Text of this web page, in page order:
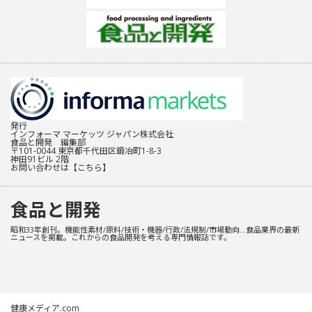
発行
インフォーマ マーケッツ ジャパン株式会社
食品と開発 編集部
〒101-0044 東京都千代田区鍛冶町1-8-3
神田91ビル 2階
お問い合わせは 【こちら】
食品と開発
昭和33年創刊。機能性素材/原料/技術・機器/行政/法規制/市場動向…食品業界の最新
ニュースを掲載。これからの食品開発を考える専門情報誌です。
健康メディア.com